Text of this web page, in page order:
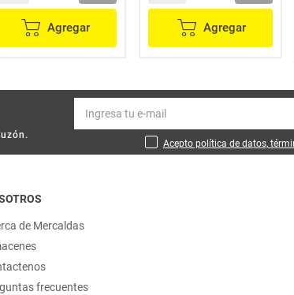
Agregar Agregar
Acepto política de datos,
de Mercaldas
frecuentes